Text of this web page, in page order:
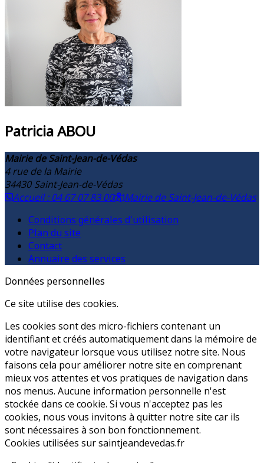
Patricia ABOU
Mairie de Saint-Jean-de-Védas
4 rue de la Mairie
34430 Saint-Jean-de-Védas
Accueil : 04 67 07 83 00
Mairie de Saint-Jean-de-Védas
Conditions générales d'utilisation
Plan du site
Contact
Annuaire des services
Données personnelles
Ce site utilise des cookies.
Les cookies sont des micro-fichiers contenant un
identifiant et créés automatiquement dans la mémoire de
votre navigateur lorsque vous utilisez notre site. Nous
faisons cela pour améliorer notre site en comprenant
mieux vos attentes et vos pratiques de navigation dans
nos menus. Aucune information personnelle n'est
stockée dans ce cookie. Si vous n'acceptez pas les
cookies, nous vous invitons à quitter notre site car ils
sont nécessaires à son bon fonctionnement.
Cookies utilisées sur saintjeandevedas.fr